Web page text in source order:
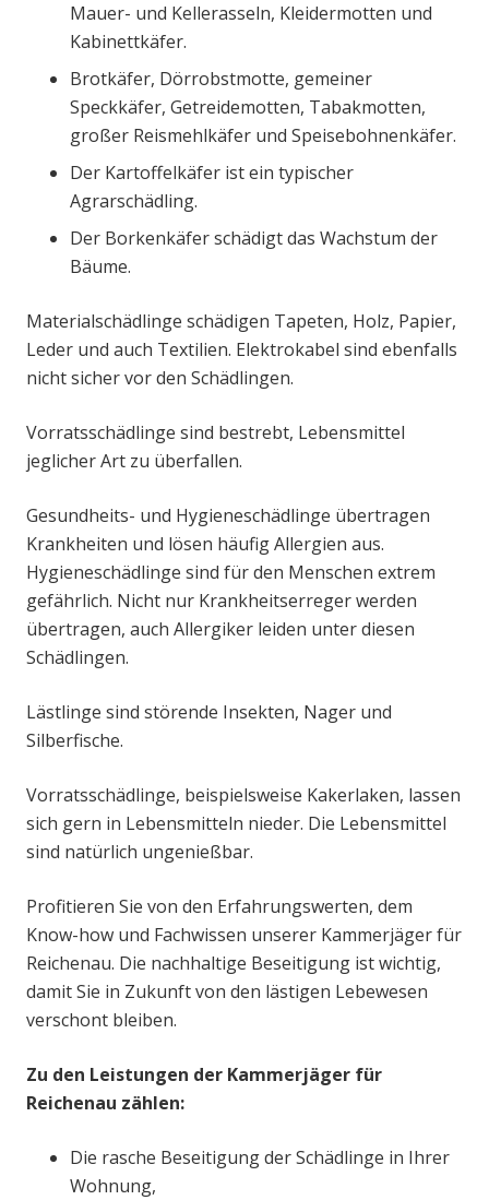
Mauer- und Kellerasseln, Kleidermotten und
Kabinettkäfer.
Brotkäfer, Dörrobstmotte, gemeiner
Speckkäfer, Getreidemotten, Tabakmotten,
großer Reismehlkäfer und Speisebohnenkäfer.
Der Kartoffelkäfer ist ein typischer
Agrarschädling.
Der Borkenkäfer schädigt das Wachstum der
Bäume.
Materialschädlinge schädigen Tapeten, Holz, Papier,
Leder und auch Textilien. Elektrokabel sind ebenfalls
nicht sicher vor den Schädlingen.
Vorratsschädlinge sind bestrebt, Lebensmittel
jeglicher Art zu überfallen.
Gesundheits- und Hygieneschädlinge übertragen
Krankheiten und lösen häufig Allergien aus.
Hygieneschädlinge sind für den Menschen extrem
gefährlich. Nicht nur Krankheitserreger werden
übertragen, auch Allergiker leiden unter diesen
Schädlingen.
Lästlinge sind störende Insekten, Nager und
Silberfische.
Vorratsschädlinge, beispielsweise Kakerlaken, lassen
sich gern in Lebensmitteln nieder. Die Lebensmittel
sind natürlich ungenießbar.
Profitieren Sie von den Erfahrungswerten, dem
Know-how und Fachwissen unserer Kammerjäger für
Reichenau. Die nachhaltige Beseitigung ist wichtig,
damit Sie in Zukunft von den lästigen Lebewesen
verschont bleiben.
Zu den Leistungen der Kammerjäger für
Reichenau zählen:
Die rasche Beseitigung der Schädlinge in Ihrer
Wohnung,